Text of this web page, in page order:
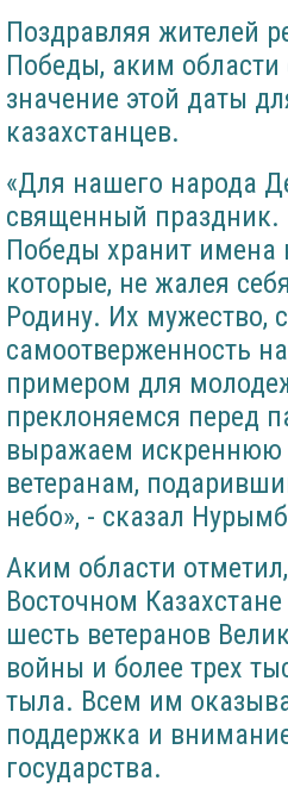
Поздравляя жителей
Победы, аким области
значение этой даты
казахстанцев.
«Для нашего народа
священный праздник.
Победы хранит имена
которые, не жалея
Родину. Их мужество,
самоотверженность
примером для
преклоняемся перед
выражаем искреннюю
ветеранам,
небо», - сказал
Аким области
Восточном
шесть ветеранов
войны и более трех
тыла. Всем им
поддержка и
государства.